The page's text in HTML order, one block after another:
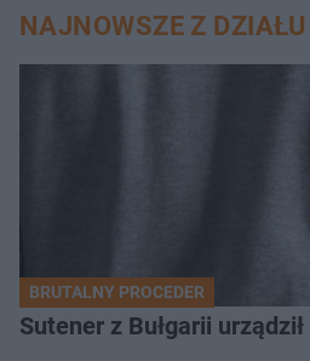
NAJNOWSZE Z
BRUTALNY PROCEDER
Sutener z Bułgarii